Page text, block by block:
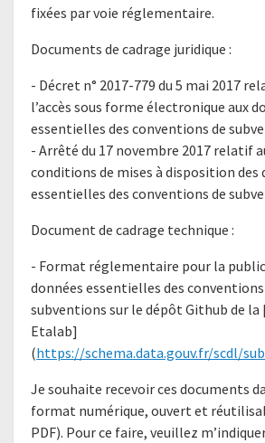
fixées par voie réglementaire.
Documents de cadrage juridique :
- ​Décret n° 2017-779 du 5 mai 2017
l’accès sous forme électronique aux
essentielles des conventions de
​- Arrêté du 17 novembre 2017 relatif
conditions de mises à disposition des
essentielles des conventions de
Document de cadrage technique :
- Format réglementaire pour la
données essentielles des conventions
subventions sur le dépôt Github de la
Etalab]
(https://schema.data.gouv.fr/scdl/
Je souhaite recevoir ces documents
format numérique, ouvert et
PDF). Pour ce faire, veuillez